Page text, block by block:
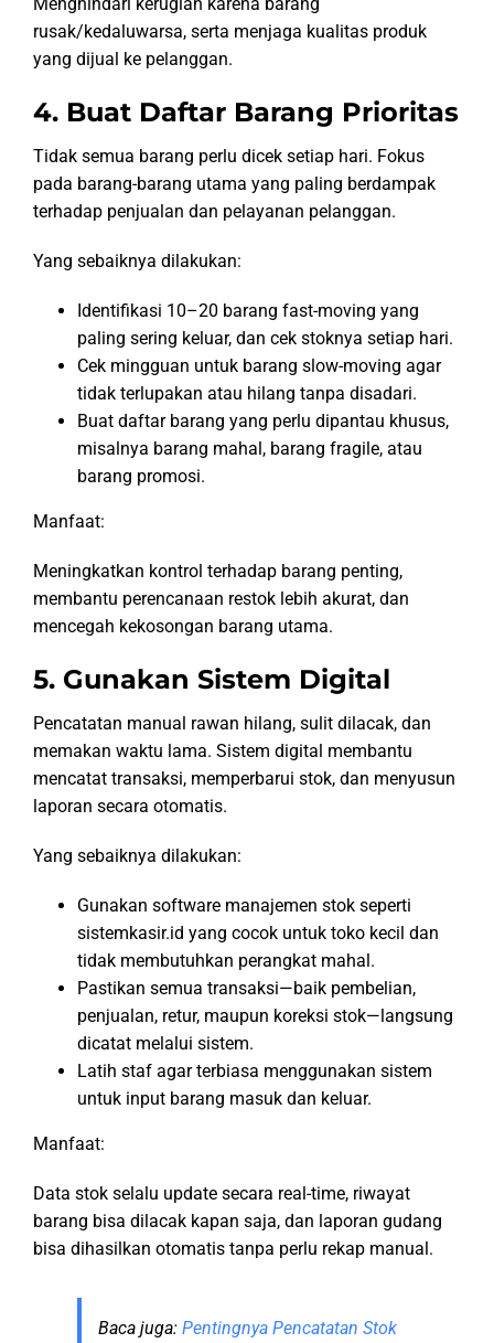
rusak/kedaluwarsa, serta menjaga kualitas produk
yang dijual ke pelanggan.
4. Buat Daftar Barang Prioritas
Tidak semua barang perlu dicek setiap hari. Fokus
pada barang-barang utama yang paling berdampak
terhadap penjualan dan pelayanan pelanggan.
Yang sebaiknya dilakukan:
Identifikasi 10–20 barang fast-moving yang
paling sering keluar, dan cek stoknya setiap hari.
Cek mingguan untuk barang slow-moving agar
tidak terlupakan atau hilang tanpa disadari.
Buat daftar barang yang perlu dipantau khusus,
misalnya barang mahal, barang fragile, atau
barang promosi.
Manfaat:
Meningkatkan kontrol terhadap barang penting,
membantu perencanaan restok lebih akurat, dan
mencegah kekosongan barang utama.
5. Gunakan Sistem Digital
Pencatatan manual rawan hilang, sulit dilacak, dan
memakan waktu lama. Sistem digital membantu
mencatat transaksi, memperbarui stok, dan menyusun
laporan secara otomatis.
Yang sebaiknya dilakukan:
Gunakan software manajemen stok seperti
sistemkasir.id yang cocok untuk toko kecil dan
tidak membutuhkan perangkat mahal.
Pastikan semua transaksi—baik pembelian,
penjualan, retur, maupun koreksi stok—langsung
dicatat melalui sistem.
Latih staf agar terbiasa menggunakan sistem
untuk input barang masuk dan keluar.
Manfaat:
Data stok selalu update secara real-time, riwayat
barang bisa dilacak kapan saja, dan laporan gudang
bisa dihasilkan otomatis tanpa perlu rekap manual.
Baca juga: Pentingnya Pencatatan Stok